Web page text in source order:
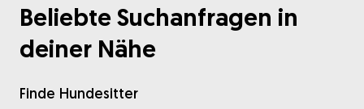
Beliebte Suchanfragen in
deiner Nähe
Finde Hundesitter